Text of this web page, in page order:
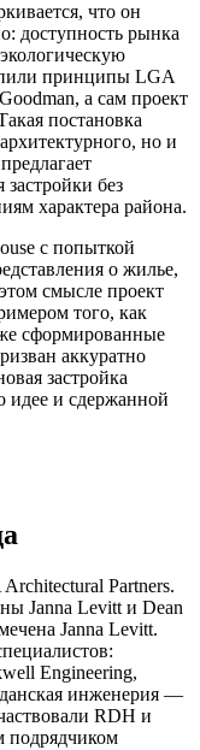
что он
доступность рынка
принципы LGA
а сам проект
постановка
но и
без
характера района.
с попыткой
о жилье,
смысле проект
того, как
сформированные
аккуратно
застройка
идее и сдержанной
Partners.
Janna Levitt и Dean
Janna Levitt.
Engineering,
инженерия —
RDH и
подрядчиком